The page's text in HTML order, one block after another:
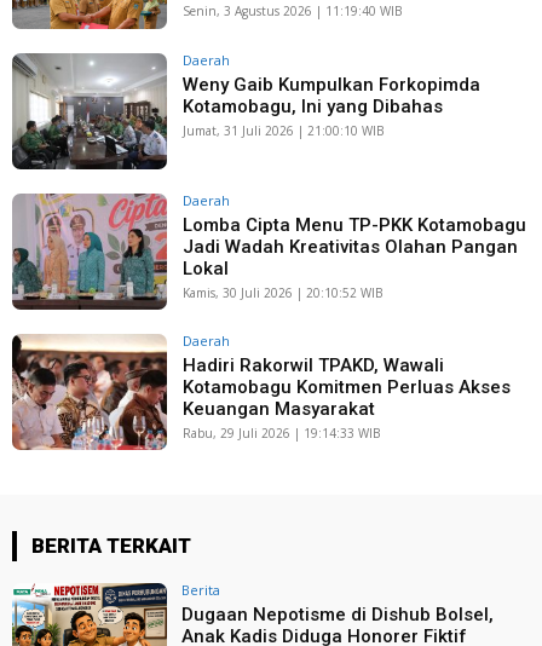
Senin, 3 Agustus 2026 | 11:19:40 WIB
Daerah
Weny Gaib Kumpulkan Forkopimda
Kotamobagu, Ini yang Dibahas
Jumat, 31 Juli 2026 | 21:00:10 WIB
Daerah
Lomba Cipta Menu TP-PKK Kotamobagu
Jadi Wadah Kreativitas Olahan Pangan
Lokal
Kamis, 30 Juli 2026 | 20:10:52 WIB
Daerah
Hadiri Rakorwil TPAKD, Wawali
Kotamobagu Komitmen Perluas Akses
Keuangan Masyarakat
Rabu, 29 Juli 2026 | 19:14:33 WIB
BERITA TERKAIT
Berita
Dugaan Nepotisme di Dishub Bolsel,
Anak Kadis Diduga Honorer Fiktif